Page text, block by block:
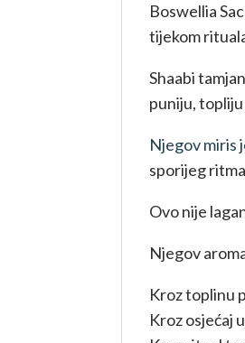
Boswellia
tijekom
Shaabi
puniju,
Njegov miris
sporijeg
Ovo nije
Njegov
Kroz toplinu
Kroz osjećaj